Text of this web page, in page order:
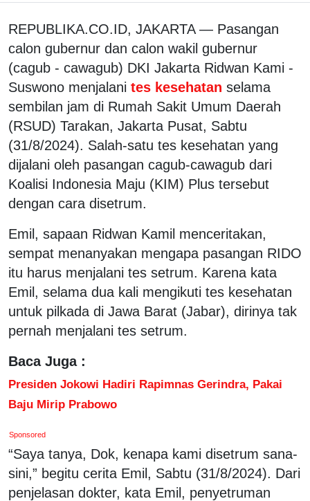
REPUBLIKA.CO.ID, JAKARTA — Pasangan
calon gubernur dan calon wakil gubernur
(cagub - cawagub) DKI Jakarta Ridwan Kami -
Suswono menjalani tes kesehatan selama
sembilan jam di Rumah Sakit Umum Daerah
(RSUD) Tarakan, Jakarta Pusat, Sabtu
(31/8/2024). Salah-satu tes kesehatan yang
dijalani oleh pasangan cagub-cawagub dari
Koalisi Indonesia Maju (KIM) Plus tersebut
dengan cara disetrum.
Emil, sapaan Ridwan Kamil menceritakan,
sempat menanyakan mengapa pasangan RIDO
itu harus menjalani tes setrum. Karena kata
Emil, selama dua kali mengikuti tes kesehatan
untuk pilkada di Jawa Barat (Jabar), dirinya tak
pernah menjalani tes setrum.
Baca Juga :
Presiden Jokowi Hadiri Rapimnas Gerindra, Pakai
Baju Mirip Prabowo
Sponsored
“Saya tanya, Dok, kenapa kami disetrum sana-
sini,” begitu cerita Emil, Sabtu (31/8/2024). Dari
penjelasan dokter, kata Emil, penyetruman